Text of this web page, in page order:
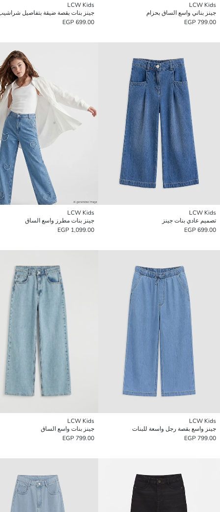
LCW Kids
جينز بناتي واسع الساق بحزام
799.00 EGP
LCW Kids
جينز بنات بقصة ضيقة بتفاصيل
699.00 EGP
LCW Kids
تصميم عادي بنات جينز
699.00 EGP
LCW Kids
جينز بنات مطرز واسع الساق
1,099.00 EGP
LCW Kids
جينز واسع بقصة رجل واسعة للبنات
799.00 EGP
LCW Kids
جينز بنات واسع الساق
799.00 EGP